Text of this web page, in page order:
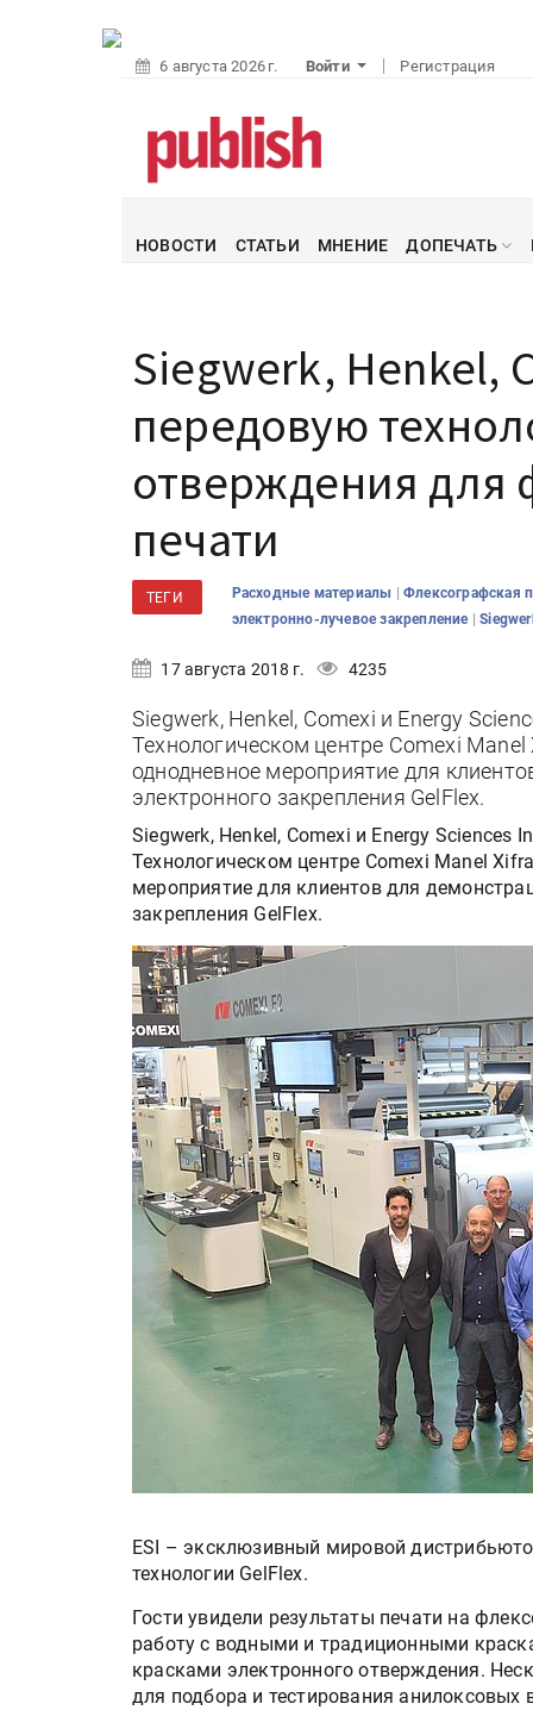
6 августа 2026 г. Войти Регистрация
НОВОСТИ СТАТЬИ МНЕНИЕ ДОПЕЧАТЬ
Siegwerk, Henkel,
передовую
отверждения для
печати
ТЕГИ Расходные материалы | Флексографская
электронно-лучевое закрепление |
17 августа 2018 г. 4235
Siegwerk, Henkel, Comexi и Energy
Технологическом центре Comexi
однодневное мероприятие для
электронного закрепления GelFlex.
Siegwerk, Henkel, Comexi и Energy Sciences
Технологическом центре Comexi Manel
мероприятие для клиентов для
закрепления GelFlex.
ESI – эксклюзивный мировой
технологии GelFlex.
Гости увидели результаты печати на
работу с водными и традиционными
красками электронного отверждения.
для подбора и тестирования анилоксовых